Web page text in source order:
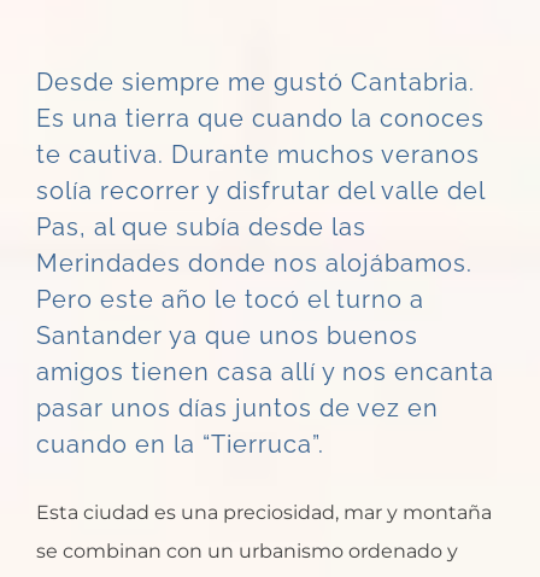
Desde siempre me gustó Cantabria.
Es una tierra que cuando la conoces
te cautiva. Durante muchos veranos
solía recorrer y disfrutar del valle del
Pas, al que subía desde las
Merindades donde nos alojábamos.
Pero este año le tocó el turno a
Santander ya que unos buenos
amigos tienen casa allí y nos encanta
pasar unos días juntos de vez en
cuando en la “Tierruca”.
Esta ciudad es una preciosidad, mar y montaña
se combinan con un urbanismo ordenado y